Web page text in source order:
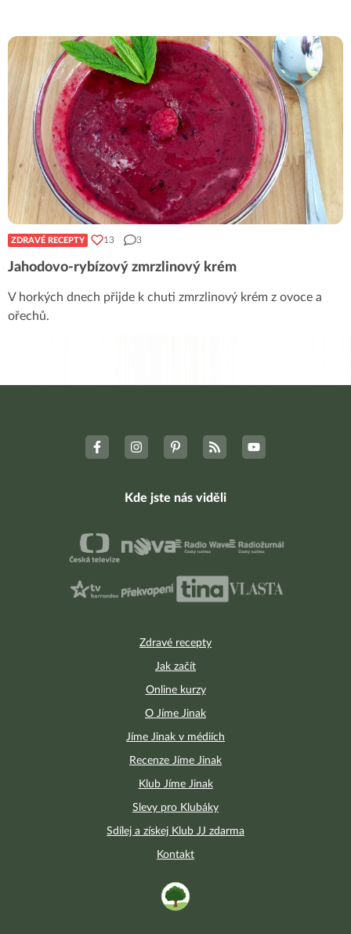
ZDRAVÉ RECEPTY 13 3
Jahodovo-rybízový zmrzlinový krém
V horkých dnech přijde k chuti zmrzlinový krém z ovoce a
ořechů.
Zdravé recepty
Jak začít
Online kurzy
O Jíme Jinak
Jíme Jinak v médiích
Recenze Jíme Jinak
Klub Jíme Jinak
Slevy pro Klubáky
Sdílej a získej Klub JJ zdarma
Kontakt
Kde jste nás viděli